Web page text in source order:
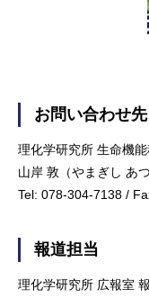
お問い合わせ先
理化学研究所 生命機
山岸 敦（やまぎし あつ
Tel: 078-304-7138 /
報道担当
理化学研究所 広報室